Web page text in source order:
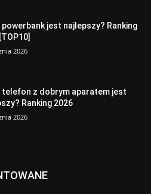
jest najlepszy? Ranking
2026
telefon z dobrym aparatem jest
Ranking 2026
2026